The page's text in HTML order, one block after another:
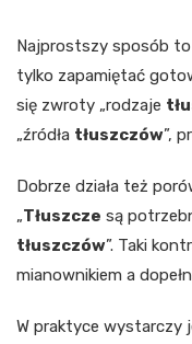
Najprostszy sposób to
tylko zapamiętać
się zwroty „rodzaje
„źródła tłuszczów”,
Dobrze działa też
„Tłuszcze są
tłuszczów”. Taki
mianownikiem a
W praktyce wystarczy